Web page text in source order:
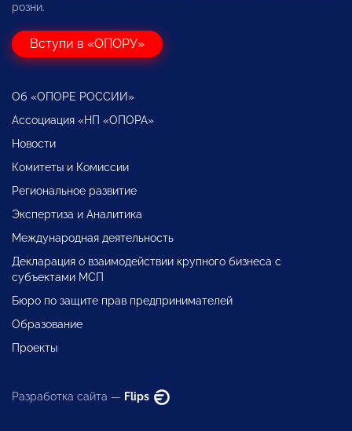
розни.
Вступи в «ОПОРУ»
Об «ОПОРЕ РОССИИ»
Ассоциация «НП «ОПОРА»
Новости
Комитеты и Комиссии
Региональное развитие
Экспертиза и Аналитика
Международная деятельность
Декларация о взаимодействии крупного бизнеса с
субъектами МСП
Бюро по защите прав предпринимателей
Образование
Проекты
Разработка сайта — Flips